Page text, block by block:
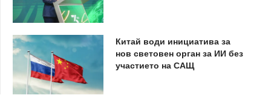
Китай води инициатива за
нов световен орган за ИИ без
участието на САЩ